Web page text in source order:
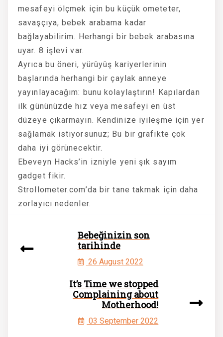
mesafeyi ölçmek için bu küçük ometeter,
savaşçıya, bebek arabama kadar
bağlayabilirim. Herhangi bir bebek arabasına
uyar. 8 işlevi var.
Ayrıca bu öneri, yürüyüş kariyerlerinin
başlarında herhangi bir çaylak anneye
yayınlayacağım: bunu kolaylaştırın! Kapılardan
ilk gününüzde hız veya mesafeyi en üst
düzeye çıkarmayın. Kendinize iyileşme için yer
sağlamak istiyorsunuz; Bu bir grafikte çok
daha iyi görünecektir.
Ebeveyn Hacks’in izniyle yeni şık sayım
gadget fikir.
Strollometer.com’da bir tane takmak için daha
zorlayıcı nedenler.
Bebeğinizin son
tarihinde
26 August 2022
It’s Time we stopped
Complaining about
Motherhood!
03 September 2022